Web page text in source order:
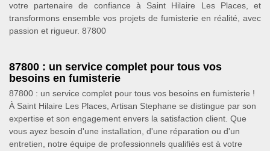
votre partenaire de confiance à Saint Hilaire Les Places, et
transformons ensemble vos projets de fumisterie en réalité, avec
passion et rigueur. 87800
87800 : un service complet pour tous vos
besoins en fumisterie
87800 : un service complet pour tous vos besoins en fumisterie !
À Saint Hilaire Les Places, Artisan Stephane se distingue par son
expertise et son engagement envers la satisfaction client. Que
vous ayez besoin d'une installation, d'une réparation ou d'un
entretien, notre équipe de professionnels qualifiés est à votre